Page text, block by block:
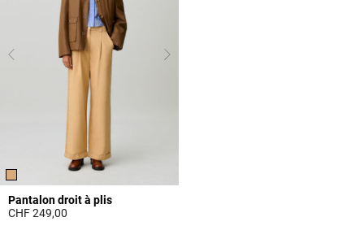
Pantalon droit à plis
CHF 249,00